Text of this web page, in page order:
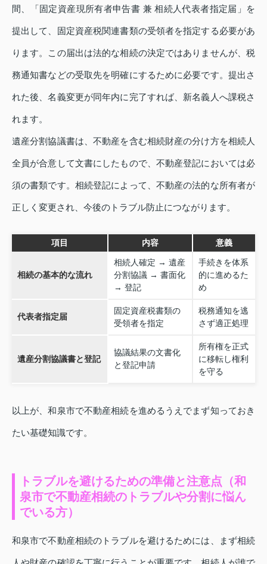
間、「固定資産現所有者申告書 兼 相続人代表者指定届」を
提出して、固定資産税関連書類の受領者を指定する必要があ
ります。この届出は法的な相続の決定ではありませんが、税
務通知書などの受取先を明確にするために必要です。提出さ
れた後、名義変更が同年内に完了すれば、新名義人へ課税さ
れます。
遺産分割協議書は、不動産を含む相続財産の分け方を相続人
全員が合意して文書にしたもので、不動産登記においては必
須の書類です。相続登記によって、不動産の法的な所有者が
正しく変更され、今後のトラブル防止につながります。
項目 内容 意義
相続の基本的な流れ
相続人確定 → 遺産
分割協議 → 書面化
→ 登記
手続きを体系
的に進めるた
め
代表者指定届
固定資産税書類の
受領者を指定
税務通知を逃
さず適正処理
遺産分割協議書と登記
協議結果の文書化
と登記申請
所有権を正式
に移転し権利
を守る
以上が、和泉市で不動産相続を進めるうえでまず知っておき
たい基礎知識です。
トラブルを避けるための準備と注意点（和
泉市で不動産相続のトラブルや分割に悩ん
でいる方）
和泉市で不動産相続のトラブルを避けるためには、まず相続